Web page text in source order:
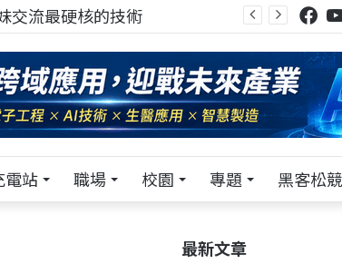
交流最硬核的技術
電站 職場 校園 專題 黑客松
最新文章